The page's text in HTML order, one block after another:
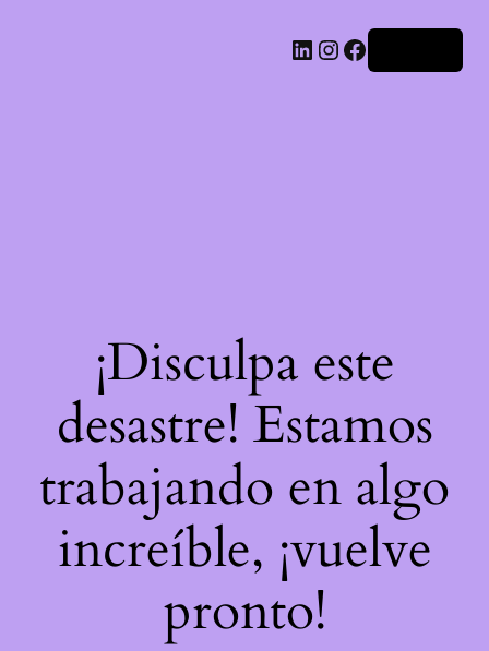
LinkedIn
Instagram
Facebook
¡Disculpa este
desastre! Estamos
trabajando en algo
increíble, ¡vuelve
pronto!